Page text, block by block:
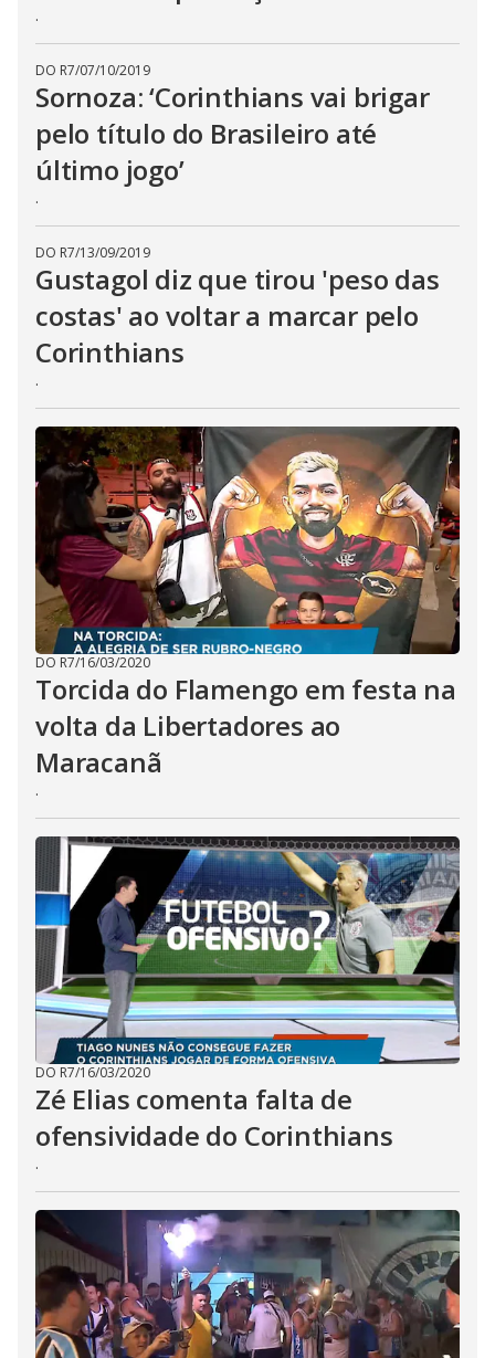
.
DO R7/07/10/2019
Sornoza: ‘Corinthians vai brigar
pelo título do Brasileiro até
último jogo’
.
DO R7/13/09/2019
Gustagol diz que tirou 'peso das
costas' ao voltar a marcar pelo
Corinthians
.
DO R7/16/03/2020
Torcida do Flamengo em festa na
volta da Libertadores ao
Maracanã
.
DO R7/16/03/2020
Zé Elias comenta falta de
ofensividade do Corinthians
.